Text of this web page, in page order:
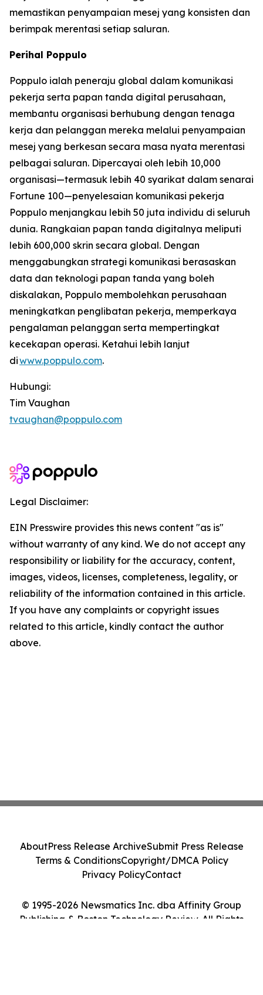
memastikan penyampaian mesej yang konsisten dan
berimpak merentasi setiap saluran.
Perihal Poppulo
Poppulo ialah peneraju global dalam komunikasi
pekerja serta papan tanda digital perusahaan,
membantu organisasi berhubung dengan tenaga
kerja dan pelanggan mereka melalui penyampaian
mesej yang berkesan secara masa nyata merentasi
pelbagai saluran. Dipercayai oleh lebih 10,000
organisasi—termasuk lebih 40 syarikat dalam senarai
Fortune 100—penyelesaian komunikasi pekerja
Poppulo menjangkau lebih 50 juta individu di seluruh
dunia. Rangkaian papan tanda digitalnya meliputi
lebih 600,000 skrin secara global. Dengan
menggabungkan strategi komunikasi berasaskan
data dan teknologi papan tanda yang boleh
diskalakan, Poppulo membolehkan perusahaan
meningkatkan penglibatan pekerja, memperkaya
pengalaman pelanggan serta mempertingkat
kecekapan operasi. Ketahui lebih lanjut
diwww.poppulo.com.
Hubungi:
Tim Vaughan
tvaughan@poppulo.com
Legal Disclaimer:
EIN Presswire provides this news content "as is"
without warranty of any kind. We do not accept any
responsibility or liability for the accuracy, content,
images, videos, licenses, completeness, legality, or
reliability of the information contained in this article.
If you have any complaints or copyright issues
related to this article, kindly contact the author
above.
© 1995-2026 Newsmatics Inc. dba Affinity Group
Publishing & Boston Technology Review. All Rights
AboutPress Release ArchiveSubmit Press Release
Terms & ConditionsCopyright/DMCA Policy
Privacy PolicyContact